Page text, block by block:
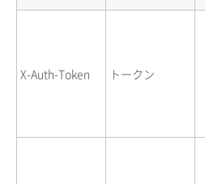
X-Auth-Token トークン